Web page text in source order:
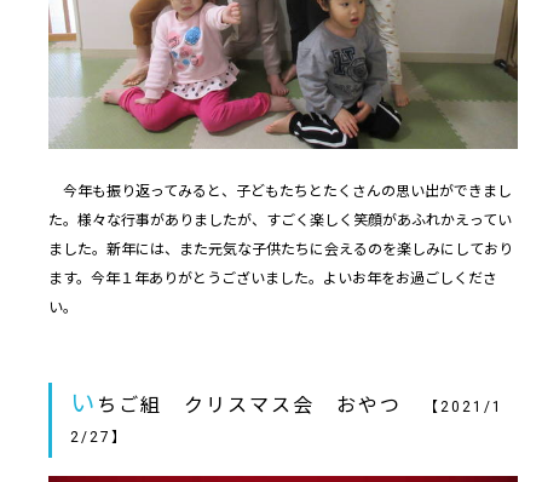
今年も振り返ってみると、子どもたちとたくさんの思い出ができまし
た。様々な行事がありましたが、すごく楽しく笑顔があふれかえってい
ました。新年には、また元気な子供たちに会えるのを楽しみにしており
ます。今年１年ありがとうございました。よいお年をお過ごしくださ
い。
い ちご組 クリスマス会 おやつ
【2021/1
2/27】